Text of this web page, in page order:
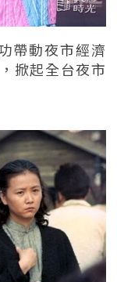
帶動夜市經濟
掀起全台夜市